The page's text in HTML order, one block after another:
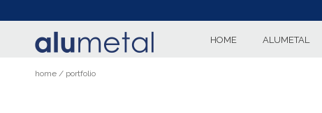
HOME(current)ALUMETAL
home portfolio